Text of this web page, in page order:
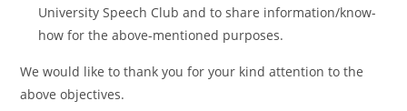
University Speech Club and to share information/know-
how for the above-mentioned purposes.
We would like to thank you for your kind attention to the
above objectives.